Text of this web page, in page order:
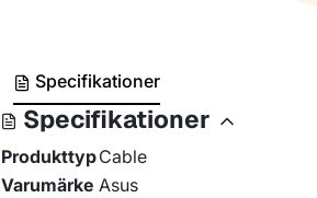
Specifikationer
Specifikationer
ProdukttypCable
Varumärke Asus